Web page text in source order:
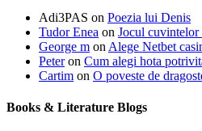
Adi3PAS on Poezia lui Denis
Tudor Enea on Jocul cuvintelor
George m on Alege Netbet
Peteron Cum alegi hota
Cartim on O poveste de
Books & Literature Blogs